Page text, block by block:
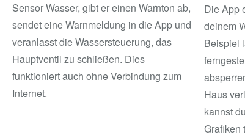
Sensor Wasser, gibt er einen Warnton ab,
sendet eine Warnmeldung in die App und
veranlasst die Wassersteuerung, das
Hauptventil zu schließen. Dies
funktioniert auch ohne Verbindung zum
Internet.
Die App
deinem
Beispiel
Haus
kannst
Grafiken